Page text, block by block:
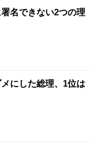
名できない2つの理
にした総理、1位は